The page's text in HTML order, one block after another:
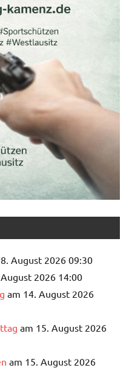
August 2026 09:30
2026 14:00
am 14. August 2026
am 15. August 2026
am 15. August 2026